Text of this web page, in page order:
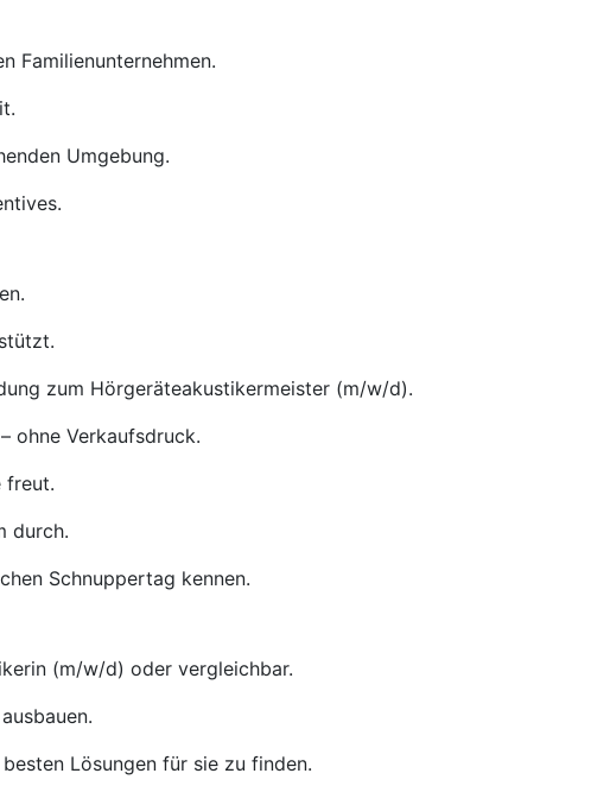
Familienunternehmen.
Umgebung.
zum Hörgeräteakustikermeister (m/w/d).
ohne Verkaufsdruck.
freut.
durch.
Schnuppertag kennen.
(m/w/d) oder vergleichbar.
Lösungen für sie zu finden.